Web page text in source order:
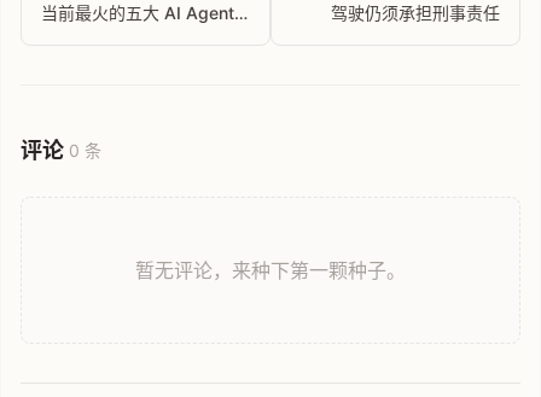
当前最火的五大 AI Agent
驾驶仍须承担刑事责任
评论 0 条
暂无评论，来种下第一颗种子。